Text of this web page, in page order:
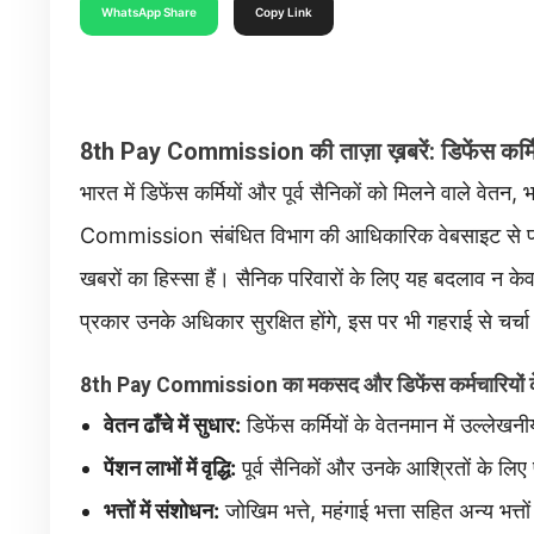
WhatsApp Share Copy Link
8th Pay Commission की ताज़ा ख़बरें: डिफेंस
भारत में डिफेंस कर्मियों और पूर्व सैनिकों को मिलने वाले
Commission संबंधित विभाग की आधिकारिक वेबसाइट से
खबरों का हिस्सा हैं। सैनिक परिवारों के लिए यह बदलाव न
प्रकार उनके अधिकार सुरक्षित होंगे, इस पर भी गहराई से चर्चा
8th Pay Commission का मकसद और डिफेंस कर्मचारियों
वेतन ढाँचे में सुधार: डिफेंस कर्मियों के वेतनमान में
पेंशन लाभों में वृद्धि: पूर्व सैनिकों और उनके आश्रितों के लिए
भत्तों में संशोधन: जोखिम भत्ते, महंगाई भत्ता सहित अन्य